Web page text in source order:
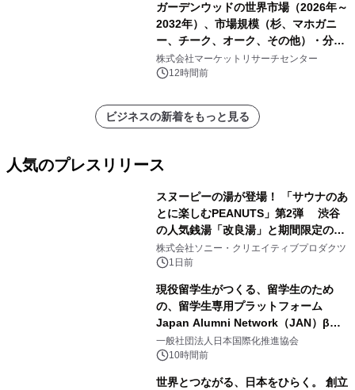
ガーデンウッドの世界市場（2026年～
2032年）、市場規模（杉、マホガニ
ー、チーク、オーク、その他）・分析
レポートを発表
株式会社マーケットリサーチセンター
12時間前
ビジネスの新着をもっと見る
人気のプレスリリース
スヌーピーの湯が登場！ 「サウナのあ
とに楽しむPEANUTS」第2弾 渋谷
の人気銭湯「改良湯」と期間限定のコ
ラボレーション サウナイキタイコラ
ボグッズも発売決定！
株式会社ソニー・クリエイティブプロダクツ
1日前
現役留学生がつくる、留学生のため
の、留学生専用プラットフォーム
Japan Alumni Network（JAN）β版
をリリース
一般社団法人日本国際化推進協会
10時間前
世界とつながる、日本をひらく。 創立